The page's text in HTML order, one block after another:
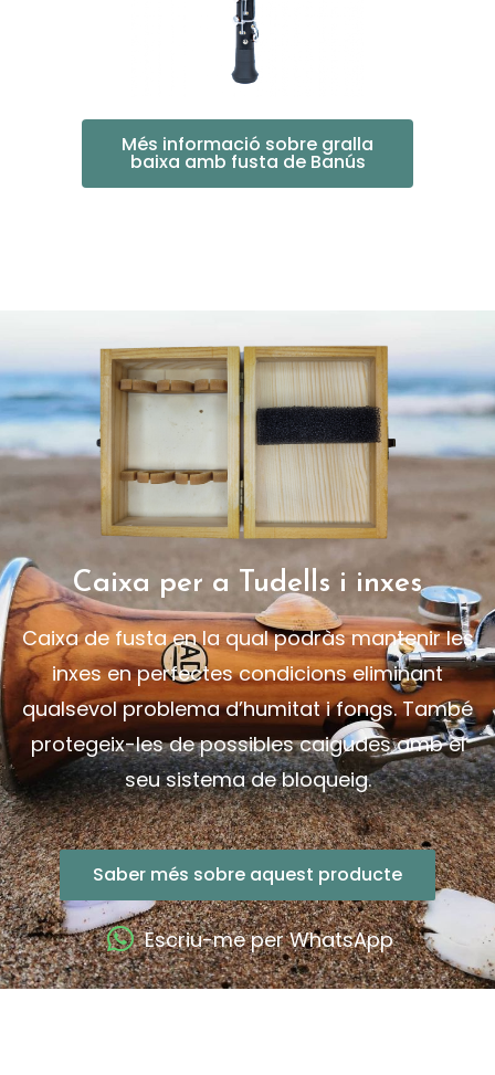
Més informació sobre gralla
baixa amb fusta de Banús
Caixa per a Tudells i inxes
Caixa de fusta en la qual podràs mantenir les
inxes en perfectes condicions eliminant
qualsevol problema d’humitat i fongs. També
protegeix-les de possibles caigudes amb el
seu sistema de bloqueig.
Saber més sobre aquest producte
Escriu-me per WhatsApp